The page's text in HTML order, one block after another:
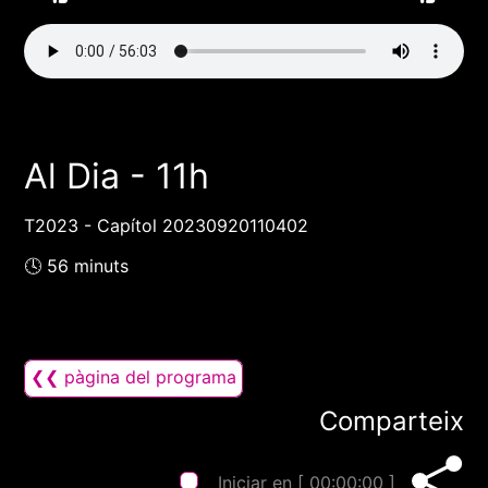
Al Dia - 11h
T2023 - Capítol 20230920110402
🕓 56 minuts
❮❮ pàgina del programa
Comparteix
Iniciar en [ 00:00:00 ]